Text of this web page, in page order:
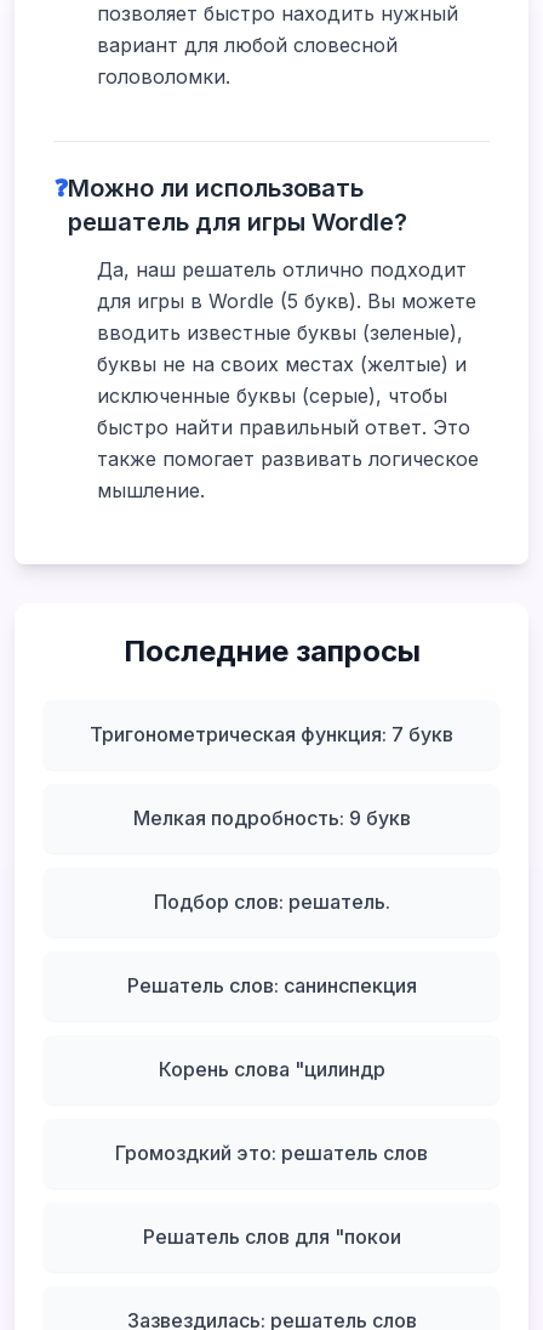
позволяет быстро находить нужный
вариант для любой словесной
головоломки.
❓Можно ли использовать
решатель для игры Wordle?
Да, наш решатель отлично подходит
для игры в Wordle (5 букв). Вы можете
вводить известные буквы (зеленые),
буквы не на своих местах (желтые) и
исключенные буквы (серые), чтобы
быстро найти правильный ответ. Это
также помогает развивать логическое
мышление.
Последние запросы
Тригонометрическая функция: 7 букв
Мелкая подробность: 9 букв
Подбор слов: решатель.
Решатель слов: санинспекция
Корень слова "цилиндр
Громоздкий это: решатель слов
Решатель слов для "покои
Зазвездилась: решатель слов